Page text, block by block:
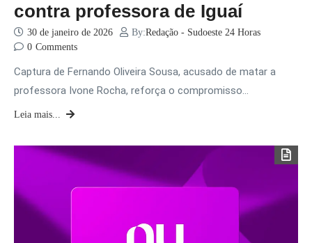
contra professora de Iguaí
30 de janeiro de 2026 By:Redação - Sudoeste 24 Horas
0 Comments
Captura de Fernando Oliveira Sousa, acusado de matar a
professora Ivone Rocha, reforça o compromisso…
Leia mais...